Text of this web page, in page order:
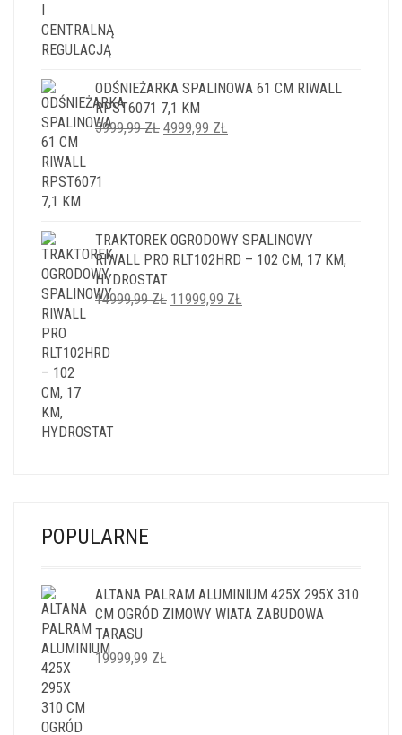
ODŚNIEŻARKA SPALINOWA 61 CM RIWALL
RPST6071 7,1 KM
5999,99ZŁ PIERWOTNA
4999,99 ZŁ
TRAKTOREK OGRODOWY SPALINOWY
RIWALL PRO RLT102HRD – 102 CM, 17 KM,
HYDROSTAT
14999,99ZŁ PIERWOTNA
11999,99 ZŁ
POPULARNE
ALTANA PALRAM ALUMINIUM 425X 295X 310
CM OGRÓD ZIMOWY WIATA ZABUDOWA
TARASU
19999,99 ZŁ